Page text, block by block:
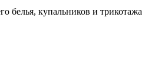
белья, купальников и трикотажа